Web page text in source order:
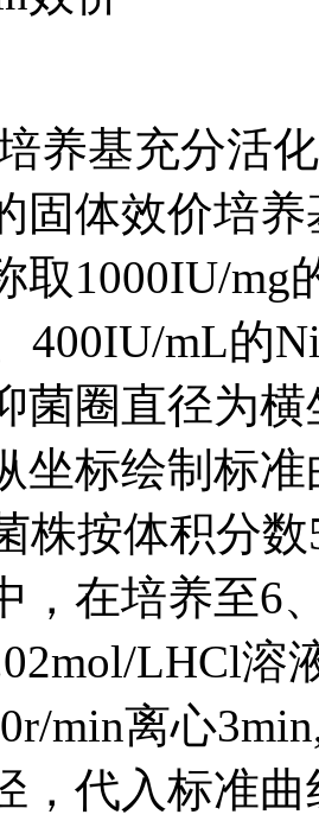
养基充分活
固体效价培
取1000IU/mg
400IU/mL的
菌圈直径为
坐标绘制标
株按体积分
，在培养至6
LHCl
min离心
，代入标准